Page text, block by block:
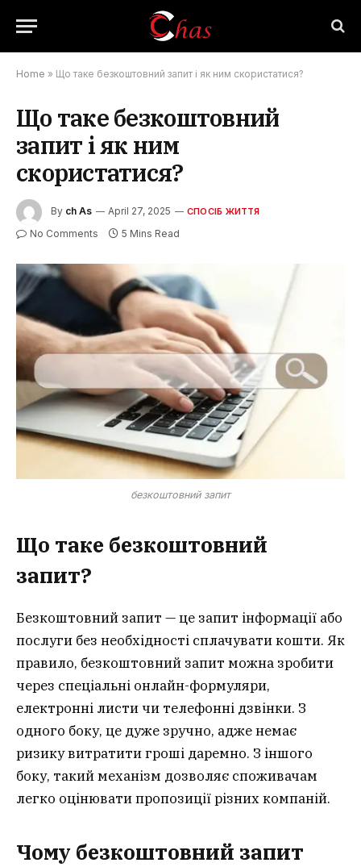
Home » Що таке безкоштовний запит і як ним скористатися?
Що таке безкоштовний
запит і як ним
скористатися?
By ch As April 27, 2025 СПОСІБ ЖИТТЯ
No Comments 5 Mins Read
безкоштовний запит
Що таке безкоштовний
запит?
Безкоштовний запит — це запит інформації або
послуги без необхідності сплачувати кошти. Як
правило, безкоштовний запит можна зробити
через спеціальні онлайн-формуляри,
електронні листи чи телефонні дзвінки. З
одного боку, це дуже зручно, адже немає
ризику витратити гроші даремно. З іншого
боку, такий механізм дозволяє споживачам
легко оцінювати пропозиції різних компаній.
Чому безкоштовний запит